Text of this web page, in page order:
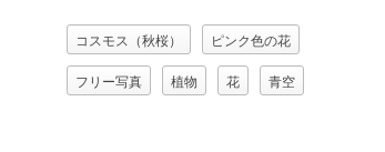
コスモス（秋桜） ピンク色の花
フリー写真 植物 花 青空